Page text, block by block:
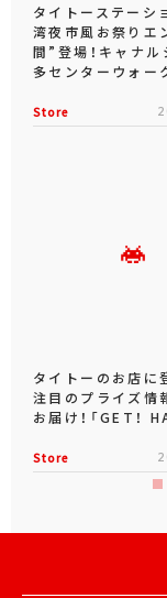
タイトーステーシ
湾夜市風お祭りエ
間”登場！キャナル
多センターウォー
Store
タイトーのお店に
注目のプライズ情
お届け！「GET！
Store